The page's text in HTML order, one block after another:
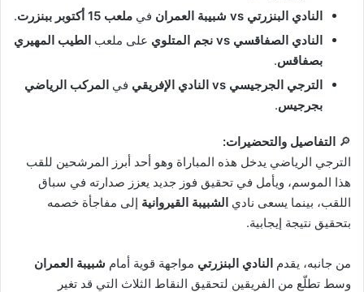
النادي البنزرتي vs شبيبة العمران
في ملعب 15 أكتوبر ببنزرت
.
النادي الصفاقسي vs نجم المتلوي
على ملعب الطيب المهيري
بصفاقس.
الترجي الجرجيسي vs النادي الإفريقي
في المركب الرياضي
بجرجيس.
🔎 التفاصيل والتحضيرات:
الترجي الرياضي يدخل هذه المباراة وهو أحد أبرز المرشحين للقب
هذا الموسم، ويأمل في تحقيق فوز جديد يعزز صدارته في سباق
اللقب، بينما يسعى نادي الشبيبة القيروانية إلى مفاجأة خصمه
بتحقيق نتيجة إيجابية.
من جانبه، يقدم النادي البنزرتي مواجهة قوية أمام شبيبة العمران
وسط تطلّع من الفريقين لتحقيق النقاط الثلاث التي قد تغير